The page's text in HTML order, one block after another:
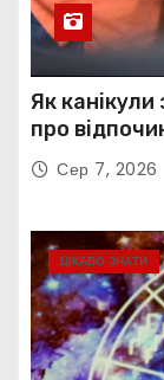
Як
про
Сер 7, 2026
ЦІКАВО ЗНАТИ